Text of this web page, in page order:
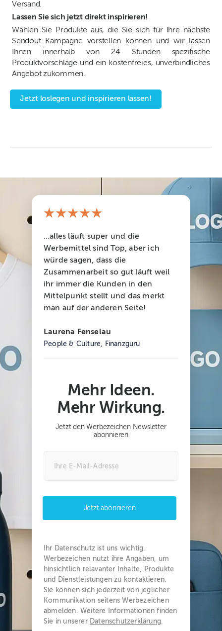
Versand.
Lassen Sie sich jetzt direkt inspirieren!
Wählen Sie Produkte aus, die Sie sich für Ihre nächste
Sendout Kampagne vorstellen können und wir lassen
Ihnen innerhalb von 24 Stunden spezifische
Produktvorschläge und ein kostenfreies, unverbindliches
Angebot zukommen.
Jetzt loslegen und inspirieren lassen!
★★★★★
…alles läuft super und die
Werbemittel sind Top, aber ich
würde sagen, dass die
Zusammenarbeit so gut läuft weil
ihr immer die Kunden in den
Mittelpunkt stellt und das merkt
man auf der anderen Seite!
Laurena Fenselau
People & Culture, Finanzguru
Mehr Ideen.
Mehr Wirkung.
Jetzt den Werbezeichen Newsletter
abonnieren
Jetzt abonnieren
Ihr Datenschutz ist uns wichtig.
Werbezeichen nutzt ihre Angaben, um
hinsichtlich relavanter Inhalte, Produkte
und Dienstleistungen zu kontaktieren.
Sie können sich jederzeit von jeglicher
Kommunikation seitens Werbezeichen
abmelden. Weitere Informationen finden
Sie in unserer Datenschutzerklärung.